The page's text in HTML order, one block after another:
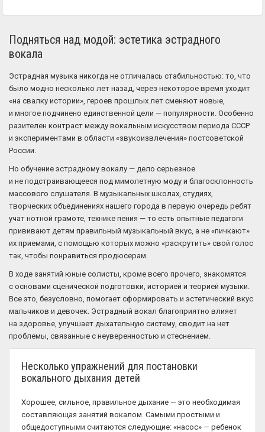
Подняться над модой: эстетика эстрадного
вокала
Эстрадная музыка никогда не отличалась стабильностью: то, что
было модно несколько лет назад, через некоторое время уходит
«на свалку истории», героев прошлых лет сменяют новые,
и многое подчинено единственной цели — популярности. Особенно
разителен контраст между вокальным искусством периода СССР
и экспериментами в области «звукоизвлечения» постсоветской
России.
Но обучение эстрадному вокалу — дело серьезное
и не подстраивающееся под мимолетную моду и благосклонность
массового слушателя. В музыкальных школах, студиях,
творческих объединениях нашего города в первую очередь ребят
учат нотной грамоте, технике пения — то есть опытные педагоги
прививают детям правильный музыкальный вкус, а не «пичкают»
их приемами, с помощью которых можно «раскрутить» свой голос
так, чтобы понравиться продюсерам.
В ходе занятий юные солисты, кроме всего прочего, знакомятся
с основами сценической подготовки, историей и теорией музыки.
Все это, безусловно, помогает сформировать и эстетический вкус
мальчиков и девочек. Эстрадный вокал благоприятно влияет
на здоровье, улучшает дыхательную систему, сводит на нет
проблемы, связанные с неуверенностью и стеснением.
Несколько упражнений для постановки
вокального дыхания детей
Хорошее, сильное, правильное дыхание — это необходимая
составляющая занятий вокалом. Самыми простыми и
общедоступными считаются следующие: «насос» — ребенок